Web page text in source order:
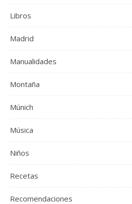
Libros
Madrid
Manualidades
Montaña
Múnich
Música
Niños
Recetas
Recomendaciones